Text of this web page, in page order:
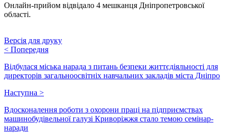
Онлайн-прийом відвідало 4 мешканця Дніпропетровської
області.
Версія для друку
< Попередня
Відбулася міська нарада з питань безпеки життєдіяльності для
директорів загальноосвітніх навчальних закладів міста Дніпро
Наступна >
Вдосконалення роботи з охорони праці на підприємствах
машинобудівельної галузі Криворіжжя стало темою семінар-
наради